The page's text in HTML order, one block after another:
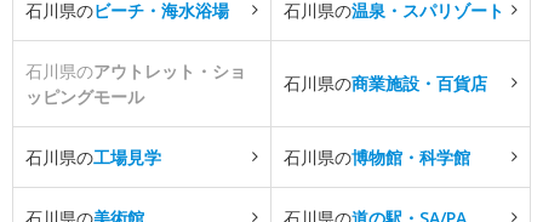
石川県のビーチ・海水浴場 石川県の温泉・スパリゾート
石川県のアウトレット・ショ
ッピングモール
石川県の商業施設・百貨店
石川県の工場見学 石川県の博物館・科学館
石川県の美術館 石川県の道の駅・SA/PA